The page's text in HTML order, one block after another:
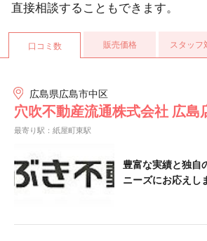
直接相談することもできます。
口コミ数 販売価格 スタッフ
広島県広島市中区
穴吹不動産流通株式会社 広島
最寄り駅：紙屋町東駅
豊富な実績と独自
ニーズにお応えし